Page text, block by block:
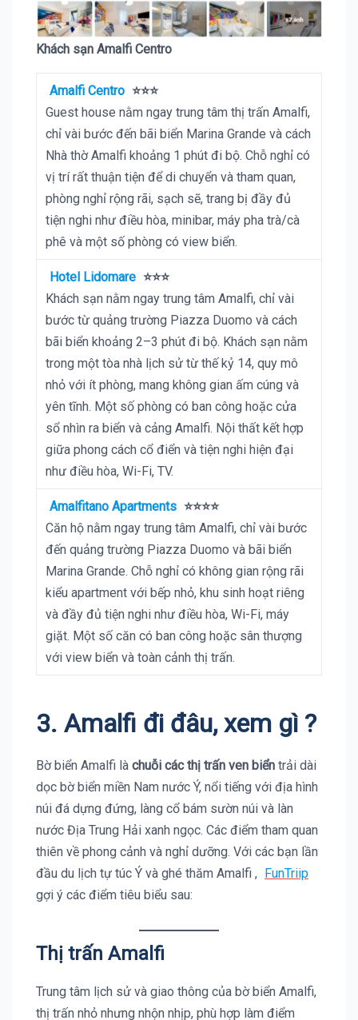
Khách sạn Amalfi Centro
Amalfi Centro ⭐⭐⭐
Guest house nằm ngay trung tâm thị trấn Amalfi,
chỉ vài bước đến bãi biển Marina Grande và cách
Nhà thờ Amalfi khoảng 1 phút đi bộ. Chỗ nghỉ có
vị trí rất thuận tiện để di chuyển và tham quan,
phòng nghỉ rộng rãi, sạch sẽ, trang bị đầy đủ
tiện nghi như điều hòa, minibar, máy pha trà/cà
phê và một số phòng có view biển.
Hotel Lidomare ⭐⭐⭐
Khách sạn nằm ngay trung tâm Amalfi, chỉ vài
bước từ quảng trường Piazza Duomo và cách
bãi biển khoảng 2–3 phút đi bộ. Khách sạn nằm
trong một tòa nhà lịch sử từ thế kỷ 14, quy mô
nhỏ với ít phòng, mang không gian ấm cúng và
yên tĩnh. Một số phòng có ban công hoặc cửa
sổ nhìn ra biển và cảng Amalfi. Nội thất kết hợp
giữa phong cách cổ điển và tiện nghi hiện đại
như điều hòa, Wi-Fi, TV.
Amalfitano Apartments ⭐⭐⭐⭐
Căn hộ nằm ngay trung tâm Amalfi, chỉ vài bước
đến quảng trường Piazza Duomo và bãi biển
Marina Grande. Chỗ nghỉ có không gian rộng rãi
kiểu apartment với bếp nhỏ, khu sinh hoạt riêng
và đầy đủ tiện nghi như điều hòa, Wi-Fi, máy
giặt. Một số căn có ban công hoặc sân thượng
với view biển và toàn cảnh thị trấn.
3. Amalfi đi đâu, xem gì ?
Bờ biển Amalfi là chuỗi các thị trấn ven biển trải dài
dọc bờ biển miền Nam nước Ý, nổi tiếng với địa hình
núi đá dựng đứng, làng cổ bám sườn núi và làn
nước Địa Trung Hải xanh ngọc. Các điểm tham quan
thiên về phong cảnh và nghỉ dưỡng. Với các bạn lần
đầu du lịch tự túc Ý và ghé thăm Amalfi ,
FunTriip
gợi ý các điểm tiêu biểu sau:
Thị trấn Amalfi
Trung tâm lịch sử và giao thông của bờ biển Amalfi,
thị trấn nhỏ nhưng nhộn nhịp, phù hợp làm điểm